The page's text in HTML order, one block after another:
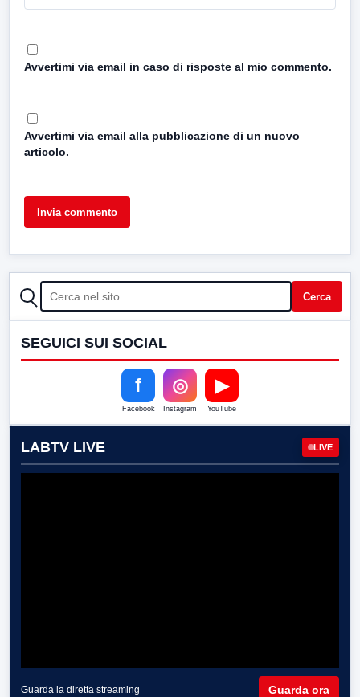
Avvertimi via email in caso di risposte al mio commento.
Avvertimi via email alla pubblicazione di un nuovo
articolo.
CERCA Cerca
SEGUICI SUI SOCIAL
f
Facebook
◎
Instagram
▶
YouTube
LABTV LIVE LIVE
Guarda la diretta streaming Guarda ora